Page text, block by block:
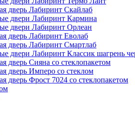
дверь Лабиринт Скайлаб
двери Лабиринт Кармина
двери Лабиринт Орлеан
дверь Лабиринт Еволаб
дверь Лабиринт Смартлаб
двери Лабиринт Классик шагрень
дверь Сияна со стеклопакетом
дверь Имперо со стеклом
дверь Фрост 7024 со стеклопакетом